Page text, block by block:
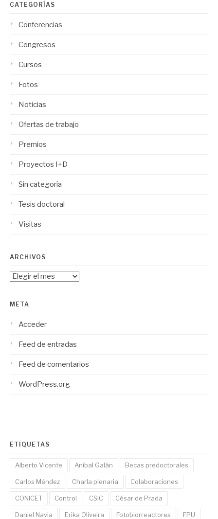
CATEGORÍAS
Conferencias
Congresos
Cursos
Fotos
Noticias
Ofertas de trabajo
Premios
Proyectos I+D
Sin categoría
Tesis doctoral
Visitas
ARCHIVOS
Archivos
META
Acceder
Feed de entradas
Feed de comentarios
WordPress.org
ETIQUETAS
Alberto Vicente Aníbal Galán Becas predoctorales
Carlos Méndez Charla plenaria Colaboraciones
CONICET Control CSIC César de Prada
Daniel Navia Erika Oliveira Fotobiorreactores FPU